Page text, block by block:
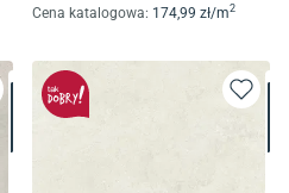
Cena katalogowa: 174,99 zł/m2